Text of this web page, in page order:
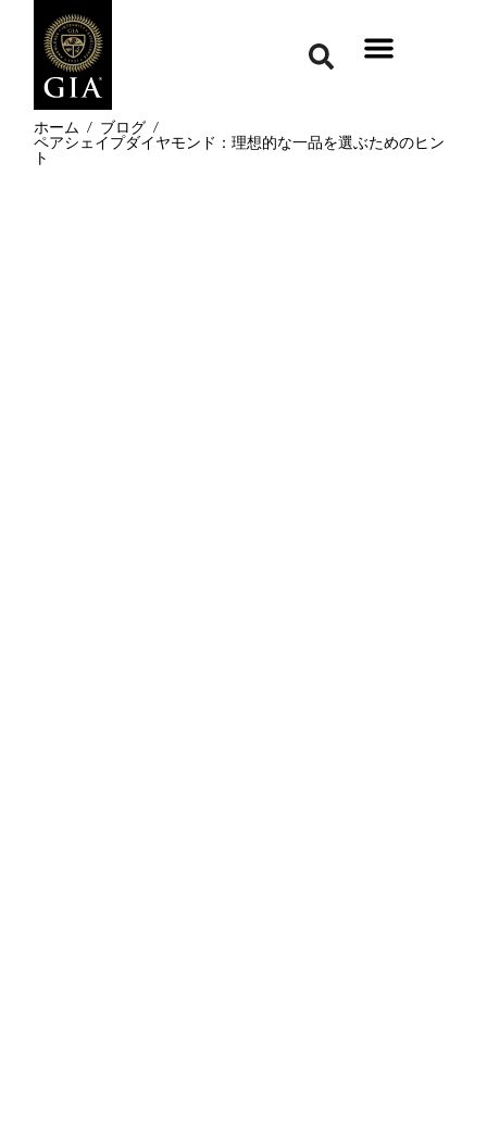
ホーム / ブログ /
ペアシェイプダイヤモンド：理想的な一品を選ぶためのヒン
ト